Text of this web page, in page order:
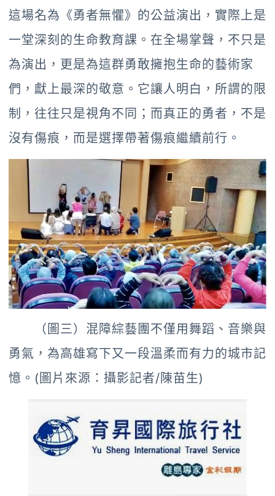
這場名為《勇者無懼》的公益演出，實際上是
一堂深刻的生命教育課。在全場掌聲，不只是
為演出，更是為這群勇敢擁抱生命的藝術家
們，獻上最深的敬意。它讓人明白，所謂的限
制，往往只是視角不同；而真正的勇者，不是
沒有傷痕，而是選擇帶著傷痕繼續前行。
（圖三）混障綜藝團不僅用舞蹈、音樂與
勇氣，為高雄寫下又一段溫柔而有力的城市記
憶。(圖片來源：攝影記者/陳苗生)